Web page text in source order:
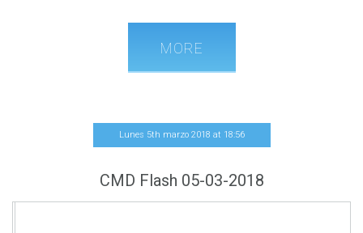
OBD Read
On the following vehicles:
0.9 TCE 90
1.2T Puretech 130cv
MORE
Lunes 5th marzo 2018 at 18:56
CMD Flash 05-03-2018